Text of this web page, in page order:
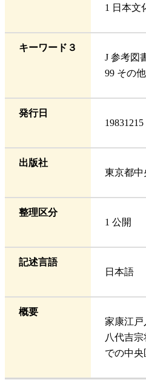
1 日本文
キーワード３
J 参考図
99 その他
発行日
19831215
出版社
東京都中
整理区分
1 公開
記述言語
日本語
概要
家康江戸
八代吉
での中央